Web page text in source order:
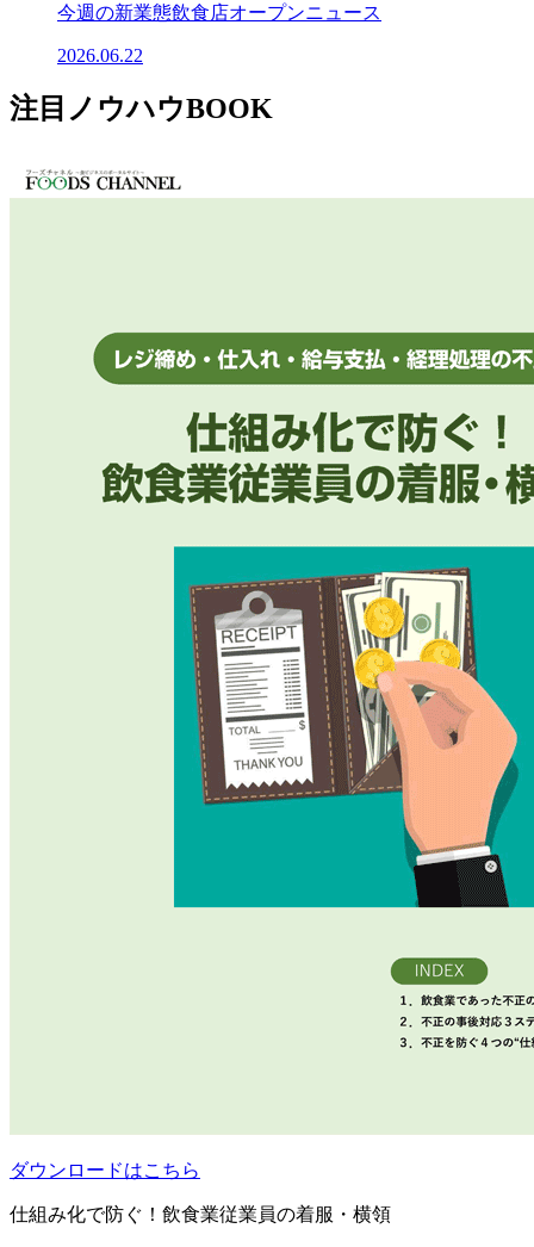
今週の新業態飲食店オープンニュース
2026.06.22
注目ノウハウBOOK
ダウンロードはこちら
仕組み化で防ぐ！飲食業従業員の着服・横領